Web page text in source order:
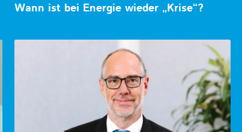
Wann ist bei Energie wieder „Krise“?